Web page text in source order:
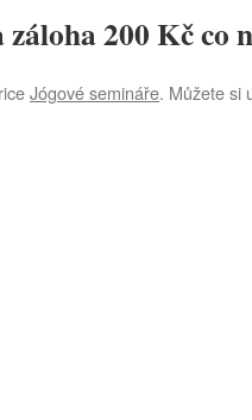
záloha 200 Kč co
Jógové semináře. Můžete si